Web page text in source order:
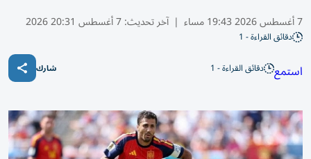
7 أغسطس 2026 19:43 مساء | آخر تحديث:7 أغسطس 20:31 2026
دقائق القراءة - 1
استمع دقائق القراءة - 1 شارك